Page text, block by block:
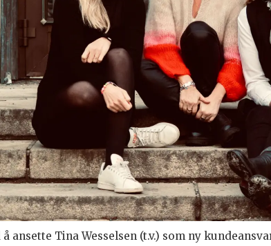
ansette Tina Wesselsen (t.v.) som ny